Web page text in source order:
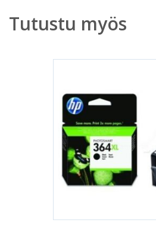
Tutustu myös